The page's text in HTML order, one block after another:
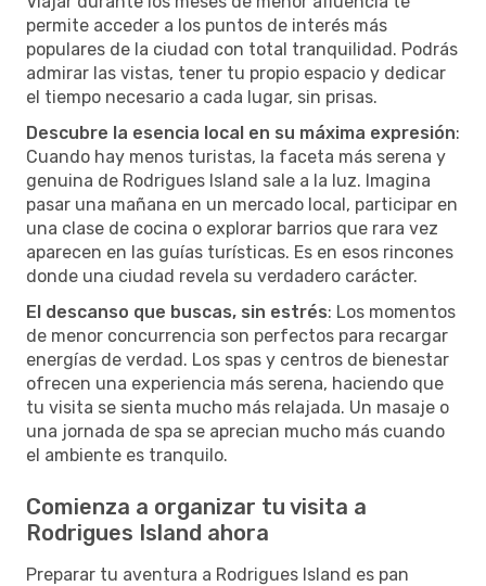
permite acceder a los puntos de interés más
populares de la ciudad con total tranquilidad. Podrás
admirar las vistas, tener tu propio espacio y dedicar
el tiempo necesario a cada lugar, sin prisas.
Descubre la esencia local en su máxima expresión:
Cuando hay menos turistas, la faceta más serena y
genuina de Rodrigues Island sale a la luz. Imagina
pasar una mañana en un mercado local, participar en
una clase de cocina o explorar barrios que rara vez
aparecen en las guías turísticas. Es en esos rincones
donde una ciudad revela su verdadero carácter.
El descanso que buscas, sin estrés: Los momentos
de menor concurrencia son perfectos para recargar
energías de verdad. Los spas y centros de bienestar
ofrecen una experiencia más serena, haciendo que
tu visita se sienta mucho más relajada. Un masaje o
una jornada de spa se aprecian mucho más cuando
el ambiente es tranquilo.
Comienza a organizar tu visita a
Rodrigues Island ahora
Preparar tu aventura a Rodrigues Island es pan